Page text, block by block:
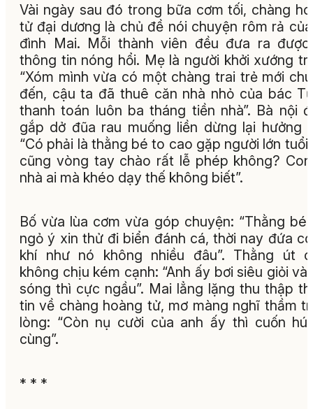
Vài ngày sau đó trong bữa cơm tối, chàng
tử đại dương là chủ đề nói chuyện rôm rả
đình Mai. Mỗi thành viên đều đưa ra
thông tin nóng hổi. Mẹ là người khởi xướng
“Xóm mình vừa có một chàng trai trẻ mới
đến, cậu ta đã thuê căn nhà nhỏ của bác
thanh toán luôn ba tháng tiền nhà”. Bà nội
gắp dở đũa rau muống liền dừng lại hưởng
“Có phải là thằng bé to cao gặp người lớn tuổi
cũng vòng tay chào rất lễ phép không?
nhà ai mà khéo dạy thế không biết”.
Bố vừa lùa cơm vừa góp chuyện: “Thằng bé
ngỏ ý xin thử đi biển đánh cá, thời nay đứa
khí như nó không nhiều đâu”. Thằng út
không chịu kém cạnh: “Anh ấy bơi siêu giỏi và
sóng thì cực ngầu”. Mai lẳng lặng thu thập
tin về chàng hoàng tử, mơ màng nghĩ thầm
lòng: “Còn nụ cười của anh ấy thì cuốn
cùng”.
* * *